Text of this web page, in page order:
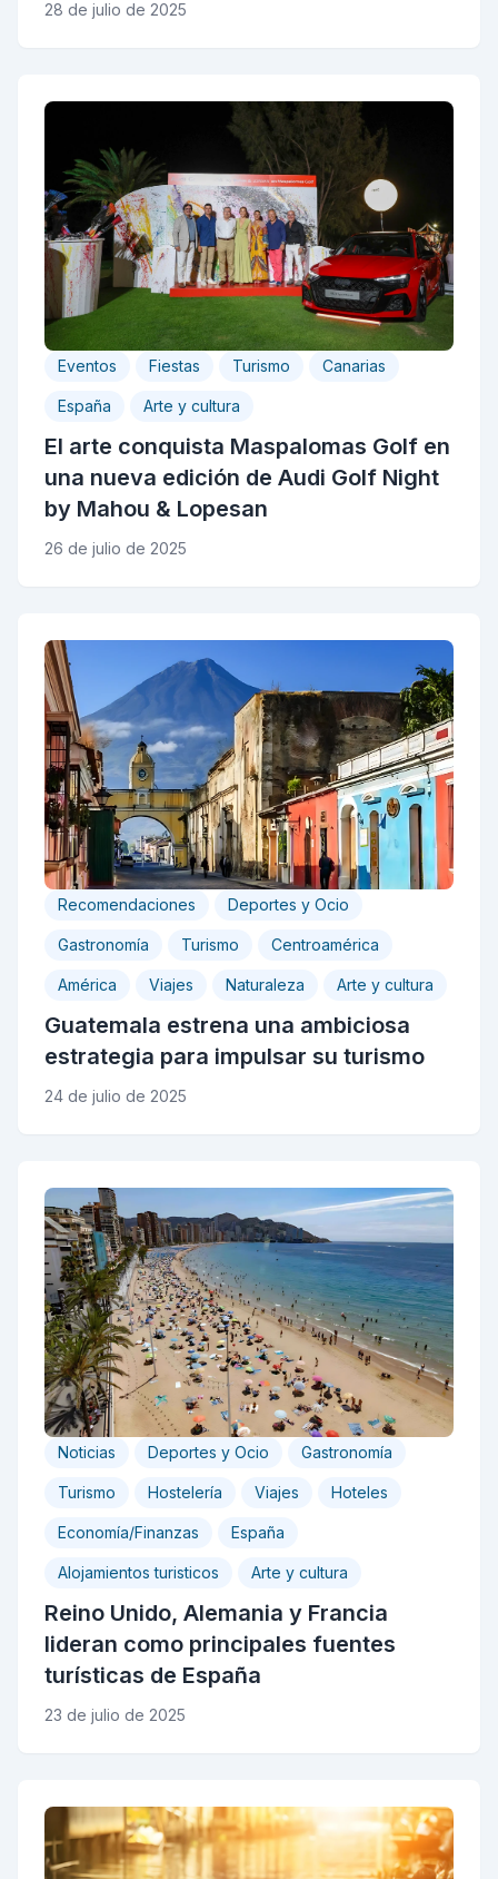
28 de julio de 2025
Eventos Fiestas Turismo Canarias
España Arte y cultura
El arte conquista Maspalomas Golf en
una nueva edición de Audi Golf Night
by Mahou & Lopesan
26 de julio de 2025
Recomendaciones Deportes y Ocio
Gastronomía Turismo Centroamérica
América Viajes Naturaleza Arte y cultura
Guatemala estrena una ambiciosa
estrategia para impulsar su turismo
24 de julio de 2025
Noticias Deportes y Ocio Gastronomía
Turismo Hostelería Viajes Hoteles
Economía/Finanzas España
Alojamientos turisticos Arte y cultura
Reino Unido, Alemania y Francia
lideran como principales fuentes
turísticas de España
23 de julio de 2025